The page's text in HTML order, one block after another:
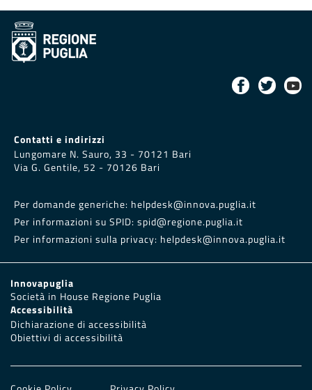
Contatti e indirizzi
Lungomare N. Sauro, 33 - 70121 Bari
Via G. Gentile, 52 - 70126 Bari
Per domande generiche: helpdesk@innova.puglia.it
Per informazioni su SPID: spid@regione.puglia.it
Per informazioni sulla privacy: helpdesk@innova.puglia.it
Innovapuglia
Società in House Regione Puglia
Accessibilità
Dichiarazione di accessibilità
Obiettivi di accessibilità